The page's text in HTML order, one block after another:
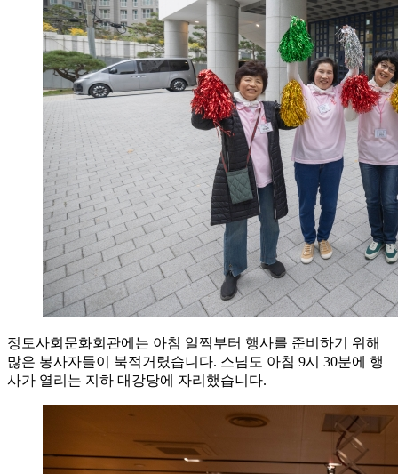
정토사회문화회관에는 아침 일찍부터 행사를 준비하기 위해
많은 봉사자들이 북적거렸습니다. 스님도 아침 9시 30분에 행
사가 열리는 지하 대강당에 자리했습니다.